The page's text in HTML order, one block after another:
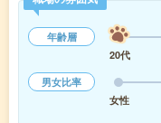
年齢層
20代
男女比率
女性